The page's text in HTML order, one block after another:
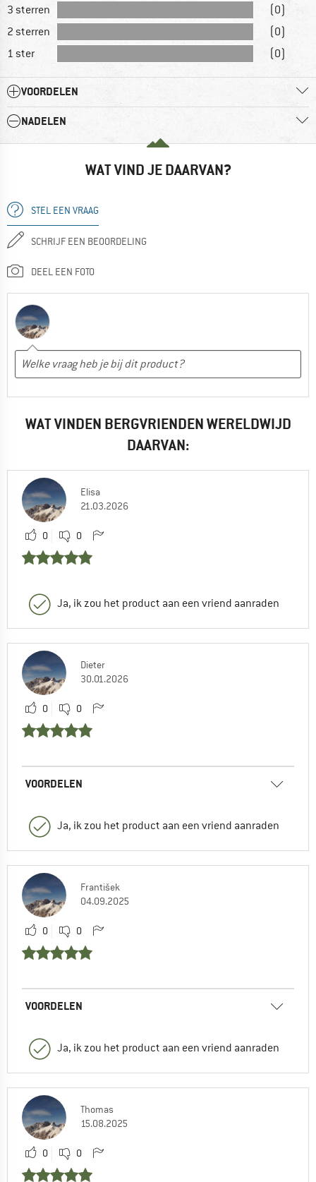
3 sterren
(0)
2 sterren
(0)
1 ster
(0)
VOORDELEN
NADELEN
WAT VIND JE DAARVAN?
STEL EEN VRAAG
SCHRIJF EEN BEOORDELING
DEEL EEN FOTO
WAT VINDEN BERGVRIENDEN WERELDWIJD
DAARVAN:
Elisa
21.03.2026
0 0
Ja, ik zou het product aan een vriend aanraden
Dieter
30.01.2026
0 0
VOORDELEN
Ja, ik zou het product aan een vriend aanraden
František
04.09.2025
0 0
VOORDELEN
Ja, ik zou het product aan een vriend aanraden
Thomas
15.08.2025
0 0